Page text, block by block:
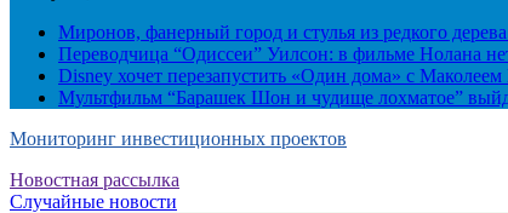
Миронов, фанерный город и стулья из редкого
Переводчица “Одиссеи” Уилсон: в фильме Нолана
Disney хочет перезапустить «Один дома» с
Мультфильм “Барашек Шон и чудище лохматое”
Мониторинг инвестиционных проектов
Новостная рассылка
Случайные новости